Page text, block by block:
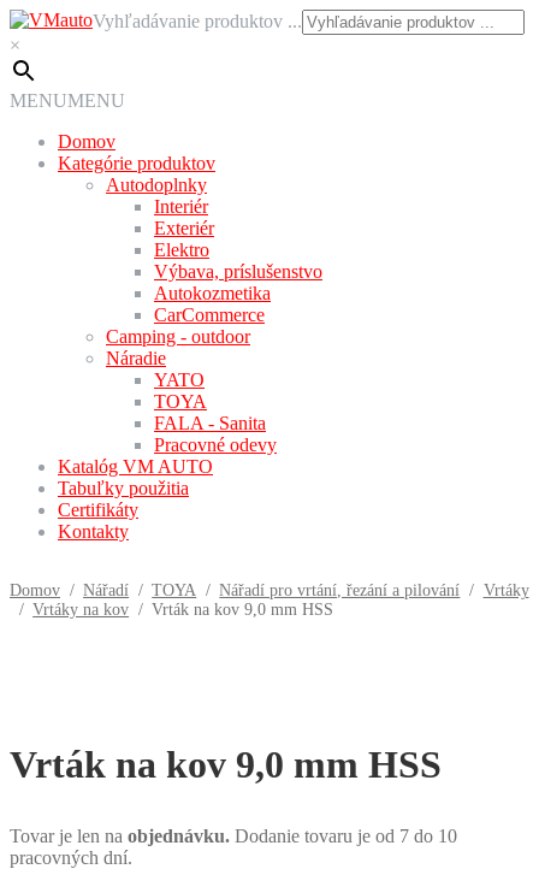
Preskočiť
na
navigáciu
Preskočiť
na
obsah
Vyhľadávanie produktov ...
×
MENUMENU
Domov
Kategórie produktov
Autodoplnky
Interiér
Exteriér
Elektro
Výbava, príslušenstvo
Autokozmetika
CarCommerce
Camping - outdoor
Náradie
YATO
TOYA
FALA - Sanita
Pracovné odevy
Katalóg VM AUTO
Tabuľky použitia
Certifikáty
Kontakty
Domov / Nářadí / TOYA / Nářadí pro vrtání, řezání a pilování / Vrtáky
/ Vrtáky na kov / Vrták na kov 9,0 mm HSS
Vrták na kov 9,0 mm HSS
Tovar je len na objednávku. Dodanie tovaru je od 7 do 10
pracovných dní.